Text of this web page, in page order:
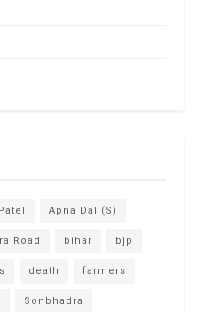
Apna Dal (S)
Road bihar bjp
death farmers
Sonbhadra